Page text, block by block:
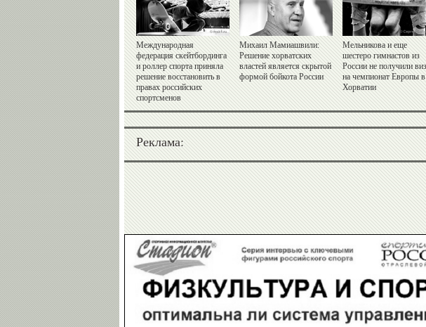
Международная
федерация скейтбординга
и роллер спорта приняла
решение восстановить в
правах российских
спортсменов
Михаил Мамиашвили:
Решение хорватских
властей является скрытой
формой бойкота России
Мельникова и еще
шестеро гимнастов из
России не получили
на чемпионат Европы в
Хорватии
Реклама: